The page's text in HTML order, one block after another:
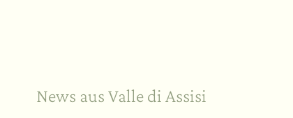
News aus Valle di Assisi